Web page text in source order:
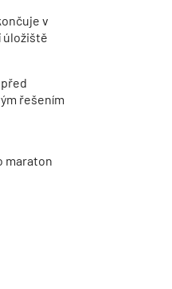
v
úložiště
řešením
maraton